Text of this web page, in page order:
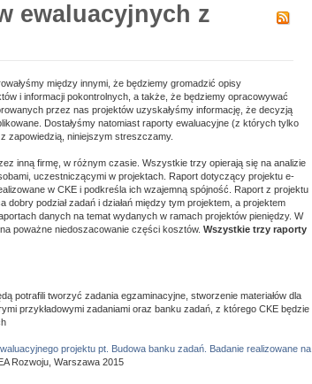
ewaluacyjnych z
między innymi, że będziemy gromadzić opisy
i informacji pokontrolnych, a także, że będziemy opracowywać
przez nas projektów uzyskałyśmy informację, że decyzją
Dostałyśmy natomiast raporty ewaluacyjne (z których tylko
zapowiedzią, niniejszym streszczamy.
inną firmę, w różnym czasie. Wszystkie trzy opierają się na analizie
uczestniczącymi w projektach. Raport dotyczący projektu e-
w CKE i podkreśla ich wzajemną spójność. Raport z projektu
podział zadań i działań między tym projektem, a projektem
danych na temat wydanych w ramach projektów pieniędzy. W
poważne niedoszacowanie części kosztów. Wszystkie trzy raporty
potrafili tworzyć zadania egzaminacyjne, stworzenie materiałów dla
przykładowymi zadaniami oraz banku zadań, z którego CKE będzie
projektu pt. Budowa banku zadań. Badanie realizowane na
Rozwoju, Warszawa 2015